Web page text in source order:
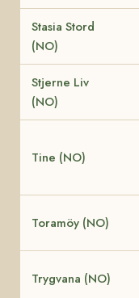
Stasia Stord
(NO)
Stjerne Liv
(NO)
Tine (NO)
Toramöy (NO)
Trygvana (NO)